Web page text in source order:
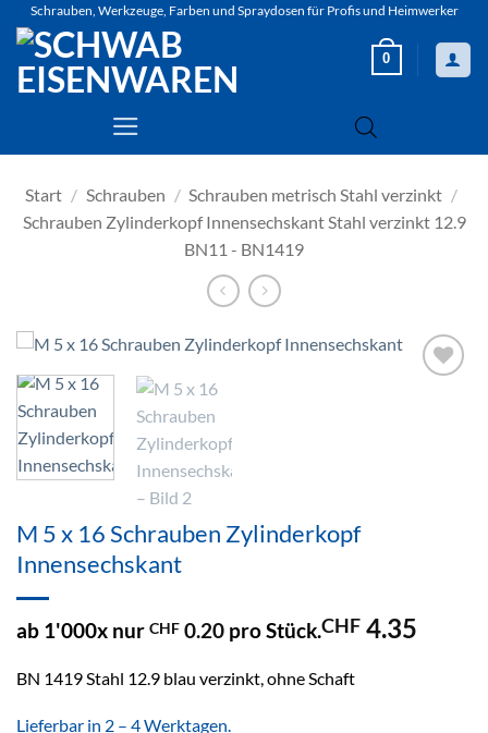
Zum
Inhalt
springen
Schrauben, Werkzeuge, Farben und Spraydosen für Profis und Heimwerker
0
Start / Schrauben / Schrauben metrisch Stahl verzinkt /
Schrauben Zylinderkopf Innensechskant Stahl verzinkt 12.9
BN11 - BN1419
M 5 x 16 Schrauben Zylinderkopf
Innensechskant
ab 1'000x nur CHF 0.20 pro Stück.CHF 4.35
BN 1419 Stahl 12.9 blau verzinkt, ohne Schaft
Lieferbar in 2 – 4 Werktagen.